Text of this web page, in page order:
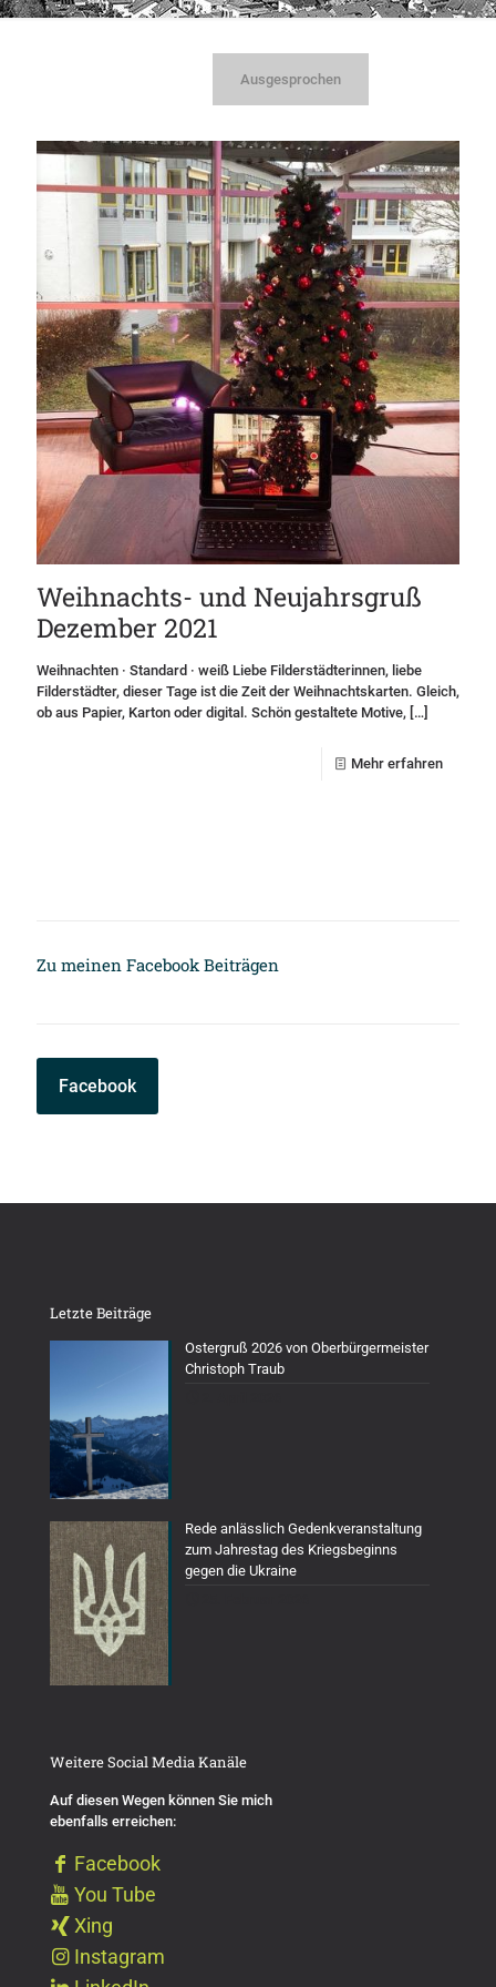
Ausgesprochen
Weihnachts- und Neujahrsgruß
Dezember 2021
Weihnachten · Standard · weiß Liebe Filderstädterinnen, liebe
Filderstädter, dieser Tage ist die Zeit der Weihnachtskarten. Gleich,
ob aus Papier, Karton oder digital. Schön gestaltete Motive, […]
Mehr erfahren
Zu meinen Facebook Beiträgen
Facebook
Letzte Beiträge
Ostergruß 2026 von Oberbürgermeister
Christoph Traub
Rede anlässlich Gedenkveranstaltung
zum Jahrestag des Kriegsbeginns
gegen die Ukraine
Weitere Social Media Kanäle
Auf diesen Wegen können Sie mich
ebenfalls erreichen:
Facebook
You Tube
Xing
Instagram